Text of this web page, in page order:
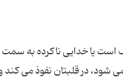
است یا خدایی ناکرده به
در قلبتان نفوذ می کند و